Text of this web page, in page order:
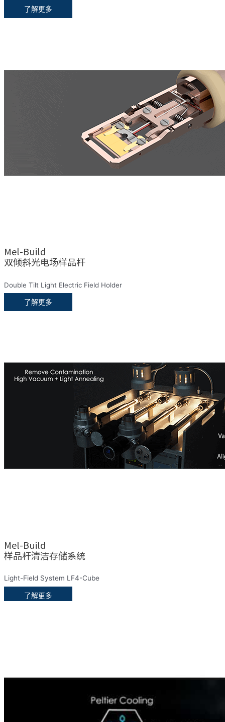
了解更多
Mel-Build
双倾斜光电场样品杆
Double Tilt Light Electric Field Holder
了解更多
Mel-Build
样品杆清洁存储系统
Light-Field System LF4-Cube
了解更多